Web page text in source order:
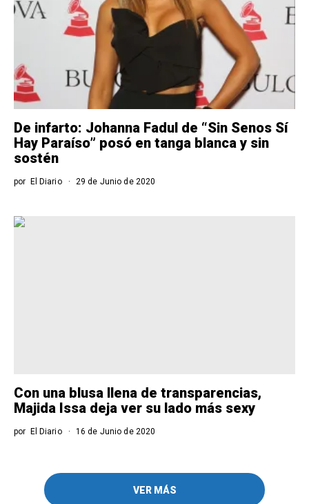
De infarto: Johanna Fadul de “Sin Senos Sí
Hay Paraíso” posó en tanga blanca y sin
sostén
por El Diario 29 de Junio de 2020
Con una blusa llena de transparencias,
Majida Issa deja ver su lado más sexy
por El Diario 16 de Junio de 2020
VER MÁS